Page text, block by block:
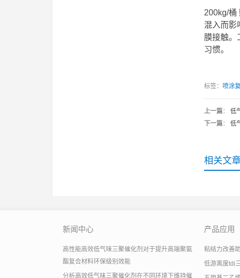
200kg/桶
混入而影
膜接触。
习惯。
标签： 喷涂
上一篇： 低
下一篇： 低
相关文
新闻中心
高性能高效低气味三聚催化剂对于提升高端聚氨
酯复合材料环保级别效能
分析高效低气味三聚催化剂在不同环境下维持催
产品应用
粘结力改善
低游离度tdi